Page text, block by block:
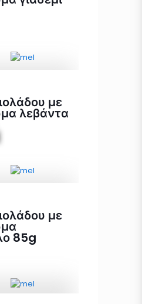
με μέλι και
ποσότητα
καλάθι
με
λεβάντα
με μέλι και
ποσότητα
καλάθι
με
85g